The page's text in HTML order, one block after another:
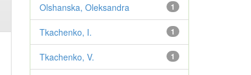
1
Olshanska, Oleksandra
1
Tkachenko, I.
1
Tkachenko, V.